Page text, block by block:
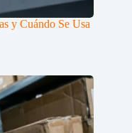
y Cuándo Se Usa